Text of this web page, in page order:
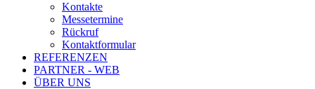
Kontakte
Messetermine
Rückruf
Kontaktformular
REFERENZEN
PARTNER - WEB
ÜBER UNS